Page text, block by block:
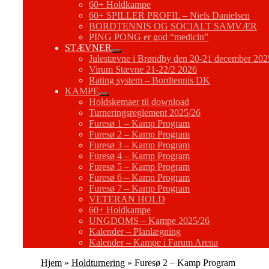
60+ Holdkampe
60+ SPILLER PROFIL – Niels Danielsen
BORDTENNIS OG SOCIALT SAMVÆR
PING PONG er god “medicin”
STÆVNER
Julestævne i Brøndby den 20-21 december
Virum Stævne 21-22/2 2026
Rating system – Bordtennis DK
KAMPE
Holdskemaer til download
Turneringsreglement 2025/26
Furesø 1 – Kamp Program
Furesø 2 – Kamp Program
Furesø 3 – Kamp Program
Furesø 4 – Kamp Program
Furesø 5 – Kamp Program
Furesø 6 – Kamp Program
Furesø 7 – Kamp Program
VETERAN HOLD
60+ Holdkampe
UNGDOMS – Kampe 2025/26
Kalender – Planlægning
Kalender – Kampe i Farum Arena
Hjem » Holdturnering » Furesø 2 – Kamp Program